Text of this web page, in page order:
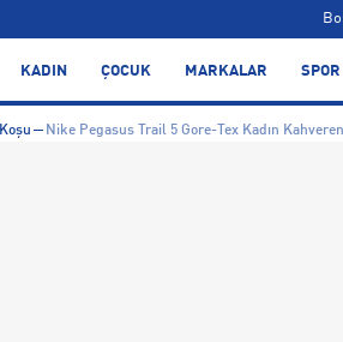
KADIN ÇOCUK MARKALAR
Koşu
Nike Pegasus Trail 5 Gore-Tex Kadın